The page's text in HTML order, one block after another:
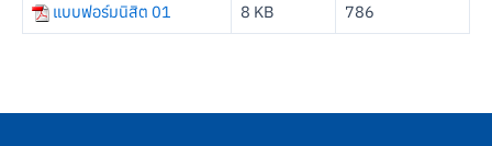
แบบฟอร์มนิสิต 01 8 KB 786